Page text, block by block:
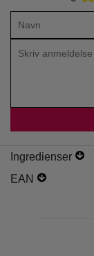
Ingredienser
EAN